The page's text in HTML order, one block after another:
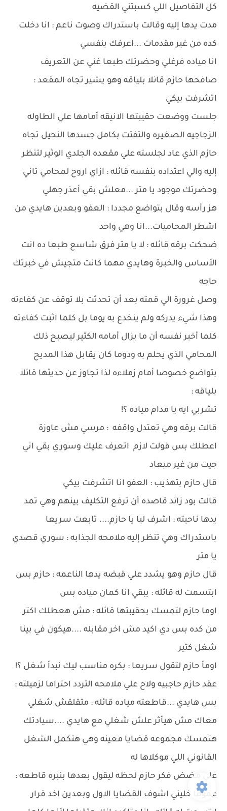
كل التفاصيل اللي كسبتني القضيه
مدت يدها إليه وقالت باستدراك وصوت ناعم : انا دخلت
كده من غير مقدمات ...اعرفك بنفسي
انا مياده فرغلي وحضرتك طبعا غني عن التعريف
صافحها حازم قائلا بلياقه وهو يشير تجاه المقعد :
اتشرفت بيكي
جلست ووضعت حقيبتها الانيقه أمامها علي الطاوله
الزجاجيه الصغيره والتفتت بكامل جسدها النحيل تجاه
حازم الذي عاد لجلسته علي مقعده الجلدي الوثير لتنظر
إليه والي اعتداده بنفسه قائله : ازاي اروح لمحامي تاني
وحضرتك موجود يا متر ...معلش بقي أعذر جهلي
هز رأسه وقال بتواضع مجددا : العفو وبعدين هايدي من
اشطر المحاميات...انا وهي واحد
ضحكت برقه قائله : لا يا متر فرق شاسع طبعا ده انت
الأساس والخبرة وهايدي مهما كانت متجيش في خبرتك
حاجه
وصل غرورة الي قمته بعد أن تحدثت بلا توقف عن كفاءته
وهذا شيء يدركه ولم ينخدع به يوما بل كلما اثبت كفاءته
كلما أخبر نفسه أن ما يزال أمامه الكثير ليصبح ذلك
المحامي الذي يحلم به ودوما كان يقابل هذا المديح
بتواضع خصوصا أمام زملاءه لذا تجاوز عن حديثها قائلا
بلياقه :
تشربي ايه يا مدام مياده ؟!
قالت برقه وهي تعتدل واقفه : مرسي مش عاوزة
اعطلك بس قولت لازم اتعرف عليك وسوري بقي اني
جيت من غير ميعاد
قال حازم بتهذيب : العفو انا اتشرفت بيكي
قالت بود زائد قاصده أن ترفع التكليف بينهم وهي تمد
يدها ناحيته : اشرف ليا يا حازم.... تابعت سريعا
باستدراك وهي تنظر إليه ملامحه الجذابه : سوري قصدي
يا متر
قال حازم وهو يشدد علي قبضه يدها الناعمه : حازم بس
ابتسمت له قائله : يبقي انا كمان مياده بس
اوما حازم لتمسك بحقيبتها قائله : مش هعطلك اكتر
من كده بس دي اكيد مش اخر مقابله ....هيكون في بينا
شغل كتير
اومأ حازم لتقول سريعا : بكره مناسب ليك نبدأ شغل ؟!
عقد حازم حاجبيه ولاح علي ملامحه التردد احتراما لزميلته :
بس هايدي ...قاطعته مياده قائله : متقلقش شغلي
معاك مش هيأثر علش شغلي مع هايدي ....سيادتك
هتمسك مجموعه قضايا معينه وهي هتكمل الشغل
القانوني اللي موكلاها له
علي مضض فكر حازم لحظه ليقول بعدها بنبره قاطعه :
عموما خليني اشوف القضايا الاول وبعدين اخد قرار